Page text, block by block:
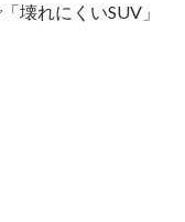
壊れにくいSUV」